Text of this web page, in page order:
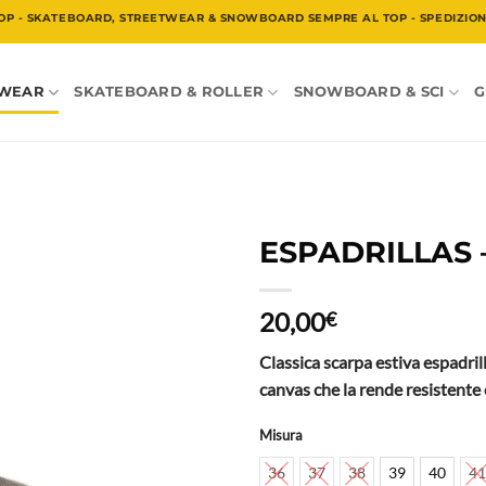
- SKATEBOARD, STREETWEAR & SNOWBOARD SEMPRE AL TOP -
SKATEBOARD & ROLLER SNOWBOARD & SCI
20,00€
Classica scarpa estiva
canvas che la rende
Misura
36 37 38 39 40 41